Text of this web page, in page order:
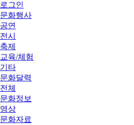
로그인
문화행사
공연
전시
축제
교육/체험
기타
문화달력
전체
문화정보
영상
문화자료